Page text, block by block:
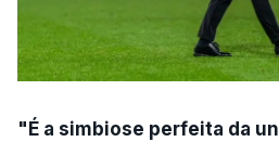
"É a simbiose perfeita da